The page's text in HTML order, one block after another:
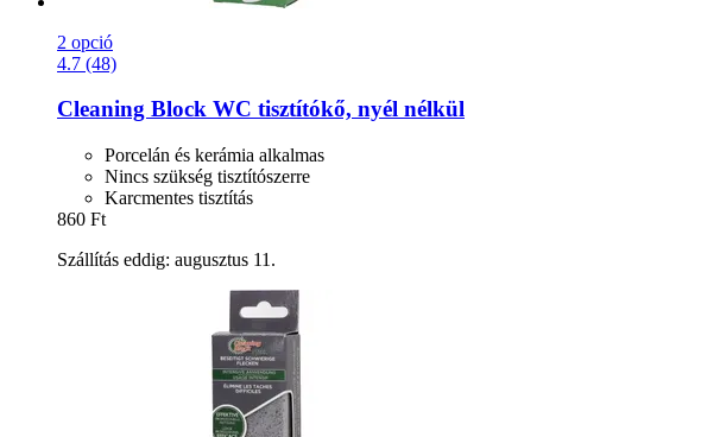
2 opció
4.7 (48)
Cleaning Block WC tisztítókő, nyél nélkül
Porcelán és kerámia alkalmas
Nincs szükség tisztítószerre
Karcmentes tisztítás
860 Ft
Szállítás eddig: augusztus 11.